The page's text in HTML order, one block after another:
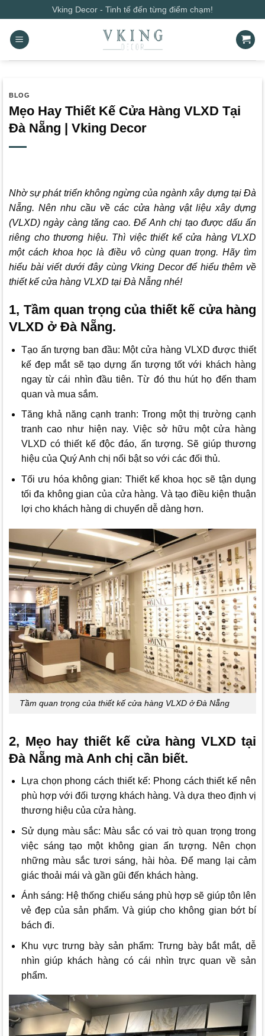
qua
nội
dung
Vking Decor - Tinh tế đến từng điểm chạm!
BLOG
Mẹo Hay Thiết Kế Cửa Hàng VLXD Tại
Đà Nẵng | Vking Decor
Nhờ sự phát triển không ngừng của ngành xây dựng tại Đà
Nẵng. Nên nhu cầu về các cửa hàng vật liệu xây dựng
(VLXD) ngày càng tăng cao. Để Anh chị tạo được dấu ấn
riêng cho thương hiệu. Thì việc thiết kế cửa hàng VLXD
một cách khoa học là điều vô cùng quan trọng. Hãy tìm
hiểu bài viết dưới đây cùng Vking Decorđể hiểu thêm về
thiết kế cửa hàng VLXD tại Đà Nẵng nhé!
1, Tầm quan trọng của thiết kế cửa hàng
VLXD ở Đà Nẵng.
Tạo ấn tượng ban đầu: Một cửa hàng VLXD được thiết
kế đẹp mắt sẽ tạo dựng ấn tượng tốt với khách hàng
ngay từ cái nhìn đầu tiên. Từ đó thu hút họ đến tham
quan và mua sắm.
Tăng khả năng cạnh tranh: Trong một thị trường cạnh
tranh cao như hiện nay. Việc sở hữu một cửa hàng
VLXD có thiết kế độc đáo, ấn tượng. Sẽ giúp thương
hiệu của Quý Anh chị nổi bật so với các đối thủ.
Tối ưu hóa không gian: Thiết kế khoa học sẽ tận dụng
tối đa không gian của cửa hàng. Và tạo điều kiện thuận
lợi cho khách hàng di chuyển dễ dàng hơn.
Tầm quan trọng của thiết kế cửa hàng VLXD ở Đà Nẵng
2, Mẹo hay thiết kế cửa hàng VLXD tại
Đà Nẵng mà Anh chị cần biết.
Lựa chọn phong cách thiết kế: Phong cách thiết kế nên
phù hợp với đối tượng khách hàng. Và dựa theo định vị
thương hiệu của cửa hàng.
Sử dụng màu sắc: Màu sắc có vai trò quan trọng trong
việc sáng tạo một không gian ấn tượng. Nên chọn
những màu sắc tươi sáng, hài hòa. Để mang lại cảm
giác thoải mái và gần gũi đến khách hàng.
Ánh sáng: Hệ thống chiếu sáng phù hợp sẽ giúp tôn lên
vẻ đẹp của sản phẩm. Và giúp cho không gian bớt bí
bách đi.
Khu vực trưng bày sản phẩm: Trưng bày bắt mắt, dễ
nhìn giúp khách hàng có cái nhìn trực quan về sản
phẩm.